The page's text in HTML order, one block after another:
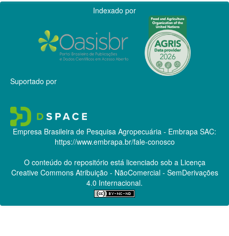
Indexado por
Suportado por
Empresa Brasileira de Pesquisa Agropecuária - Embrapa SAC:
https://www.embrapa.br/fale-conosco
O conteúdo do repositório está licenciado sob a Licença
Creative CommonsAtribuição - NãoComercial - SemDerivações
4.0 Internacional.